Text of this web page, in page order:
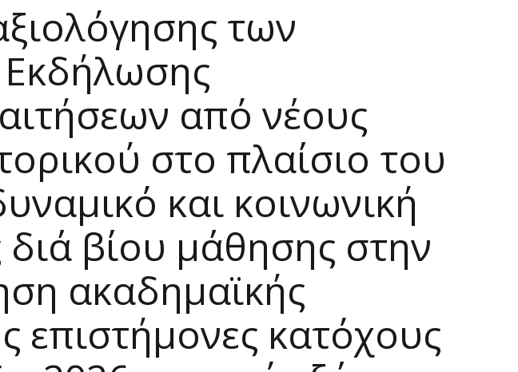
των
από νέους
στο πλαίσιο του
και κοινωνική
βίου μάθησης στην
ακαδημαϊκής
επιστήμονες κατόχους